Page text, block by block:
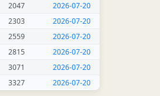
2047
2026-07-20
2303
2026-07-20
2559
2026-07-20
2815
2026-07-20
3071
2026-07-20
3327 2026-07-20